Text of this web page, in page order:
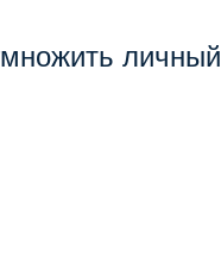
личный